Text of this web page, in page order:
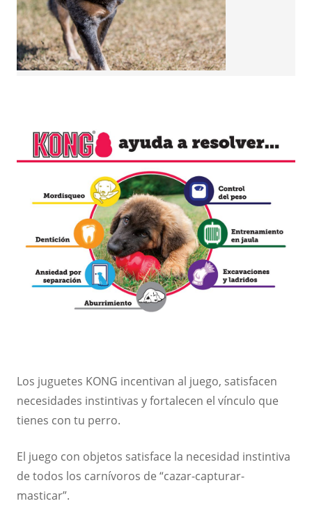
Los juguetes KONG incentivan al juego, satisfacen
necesidades instintivas y fortalecen el vínculo que
tienes con tu perro.
El juego con objetos satisface la necesidad instintiva
de todos los carnívoros de “cazar-capturar-
masticar”.